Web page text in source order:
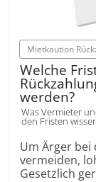
Mietkaution
Welche
werden?
Was Vermieter
den Fristen
Um Ärger bei
vermeiden,
Gesetzlich